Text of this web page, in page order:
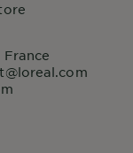
France